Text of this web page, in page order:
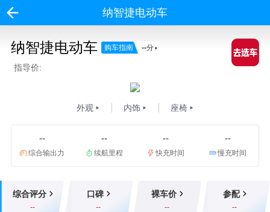
纳智捷电动车
纳智捷电动车 购车指南 --分
指导价:
外观 内饰 座椅
--
综合输出力
--
续航里程
--
快充时间
--
慢充时间
综合评分
--
口碑
--
裸车价
--
参配
--